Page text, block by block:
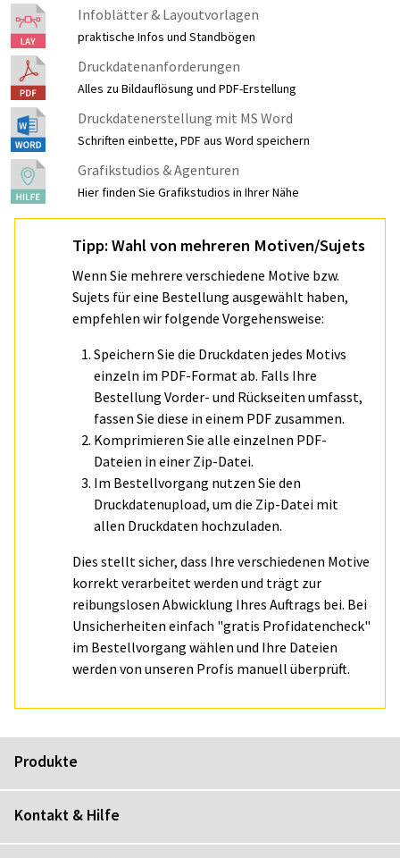
Infoblätter & Layoutvorlagen
praktische Infos und Standbögen
Druckdatenanforderungen
Alles zu Bildauflösung und PDF-Erstellung
Druckdatenerstellung mit MS Word
Schriften einbette, PDF aus Word speichern
Grafikstudios & Agenturen
Hier finden Sie Grafikstudios in Ihrer Nähe
Tipp: Wahl von mehreren Motiven/Sujets
Wenn Sie mehrere verschiedene Motive bzw.
Sujets für eine Bestellung ausgewählt haben,
empfehlen wir folgende Vorgehensweise:
Speichern Sie die Druckdaten jedes Motivs
einzeln im PDF-Format ab. Falls Ihre
Bestellung Vorder- und Rückseiten umfasst,
fassen Sie diese in einem PDF zusammen.
Komprimieren Sie alle einzelnen PDF-
Dateien in einer Zip-Datei.
Im Bestellvorgang nutzen Sie den
Druckdatenupload, um die Zip-Datei mit
allen Druckdaten hochzuladen.
Dies stellt sicher, dass Ihre verschiedenen Motive
korrekt verarbeitet werden und trägt zur
reibungslosen Abwicklung Ihres Auftrags bei. Bei
Unsicherheiten einfach "gratis Profidatencheck"
im Bestellvorgang wählen und Ihre Dateien
werden von unseren Profis manuell überprüft.
Produkte
Kontakt & Hilfe